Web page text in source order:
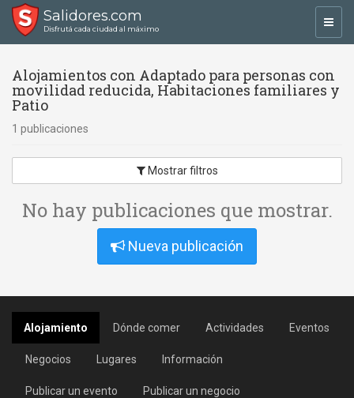
Salidores.com
Disfrutá cada ciudad al máximo
Alojamientos con Adaptado para personas con
movilidad reducida, Habitaciones familiares y
Patio
1 publicaciones
Mostrar filtros
No hay publicaciones que mostrar.
Nueva publicación
Alojamiento Dónde comer Actividades Eventos
Negocios Lugares Información
Publicar un evento Publicar un negocio